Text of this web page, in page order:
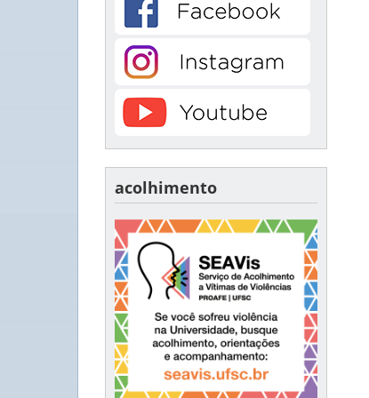
acolhimento